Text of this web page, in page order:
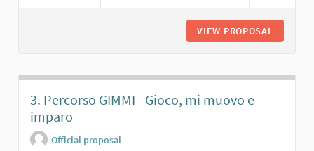
VIEW PROPOSAL
3. Percorso GIMMI - Gioco, mi muovo e
imparo
Official proposal